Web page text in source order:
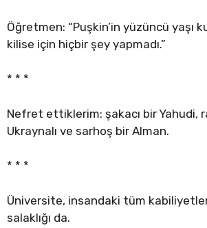
Öğretmen: “Puşkin’in yüzüncü yaşı
kilise için hiçbir şey yapmadı.”
* * *
Nefret ettiklerim: şakacı bir Yahudi,
Ukraynalı ve sarhoş bir Alman.
* * *
Üniversite, insandaki tüm
salaklığı da.